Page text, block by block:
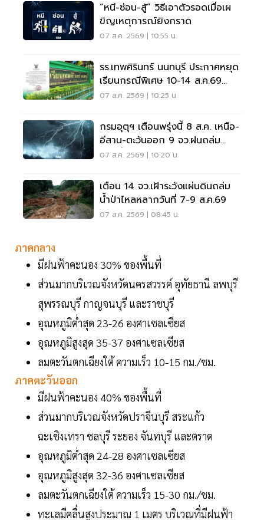
“หนี-ซ่อน-สู้” วิธีเอาตัวรอดเมื่อเผ
ขิญเหตุการณ์ยิงกราด
07 ส.ค. 2569 | 10:55 น.
รร.เทพศิรินทร์ นนทบุรี ประกาศหยุด
เรียนกรณีพิเศษ 10-14 ส.ค.69
หลังเหตุกราดยิง
07 ส.ค. 2569 | 10:25 น.
กรมอุตุฯ เตือนพรุ่งนี้ 8 ส.ค. เหนือ-
อีสาน-ตะวันออก 9 จว.ฝนถล่ม
ระวังน้ำท่วมฉับพลัน
07 ส.ค. 2569 | 10:20 น.
เตือน 14 จว.เฝ้าระวังแผ่นดินถล่ม
น้ำป่าไหลหลากวันที่ 7-9 ส.ค.69
07 ส.ค. 2569 | 08:45 น.
ภาคกลาง
มีฝนฟ้าคะนอง 30% ของพื้นที่
ส่วนมากบริเวณจังหวัดนครสวรรค์ อุทัยธานี ลพบุรี
สุพรรณบุรี กาญจนบุรี และราชบุรี
อุณหภูมิต่ำสุด 23-26 องศาเซลเซียส
อุณหภูมิสูงสุด 35-37 องศาเซลเซียส
ลมตะวันตกเฉียงใต้ ความเร็ว 10-15 กม./ชม.
ภาคตะวันออก
มีฝนฟ้าคะนอง 40% ของพื้นที่
ส่วนมากบริเวณจังหวัดปราจีนบุรี สระแก้ว
ฉะเชิงเทรา ชลบุรี ระยอง จันทบุรี และตราด
อุณหภูมิต่ำสุด 24-28 องศาเซลเซียส
อุณหภูมิสูงสุด 32-36 องศาเซลเซียส
ลมตะวันตกเฉียงใต้ ความเร็ว 15-30 กม./ชม.
ทะเลมีคลื่นสูงประมาณ 1 เมตร บริเวณที่มีฝนฟ้า